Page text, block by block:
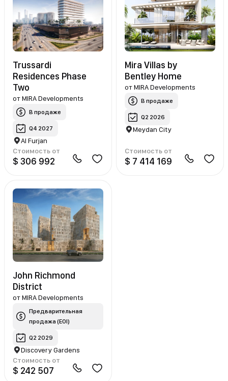
Trussardi
Residences Phase
Two
отMIRA Developments
В продаже
Q4 2027
Al Furjan
Стоимость от
$ 306 992
Mira Villas by
Bentley Home
отMIRA Developments
В продаже
Q2 2026
Meydan City
Стоимость от
$ 7 414 169
John Richmond
District
отMIRA Developments
Предварительная
продажа (EOI)
Q2 2029
Discovery Gardens
Стоимость от
$ 242 507